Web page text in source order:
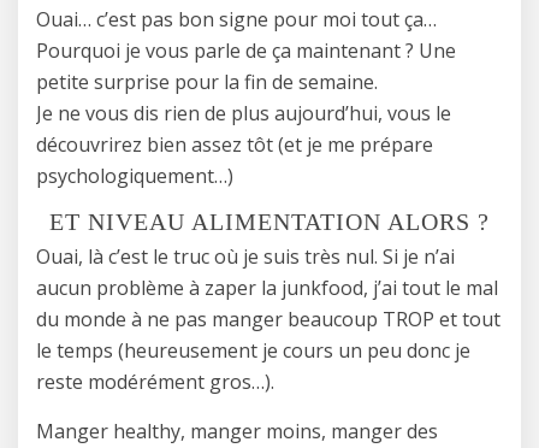
Ouai… c’est pas bon signe pour moi tout ça…
Pourquoi je vous parle de ça maintenant ? Une
petite surprise pour la fin de semaine.
Je ne vous dis rien de plus aujourd’hui, vous le
découvrirez bien assez tôt (et je me prépare
psychologiquement…)
ET NIVEAU ALIMENTATION ALORS ?
Ouai, là c’est le truc où je suis très nul. Si je n’ai
aucun problème à zaper la junkfood, j’ai tout le mal
du monde à ne pas manger beaucoup TROP et tout
le temps (heureusement je cours un peu donc je
reste modérément gros…).
Manger healthy, manger moins, manger des